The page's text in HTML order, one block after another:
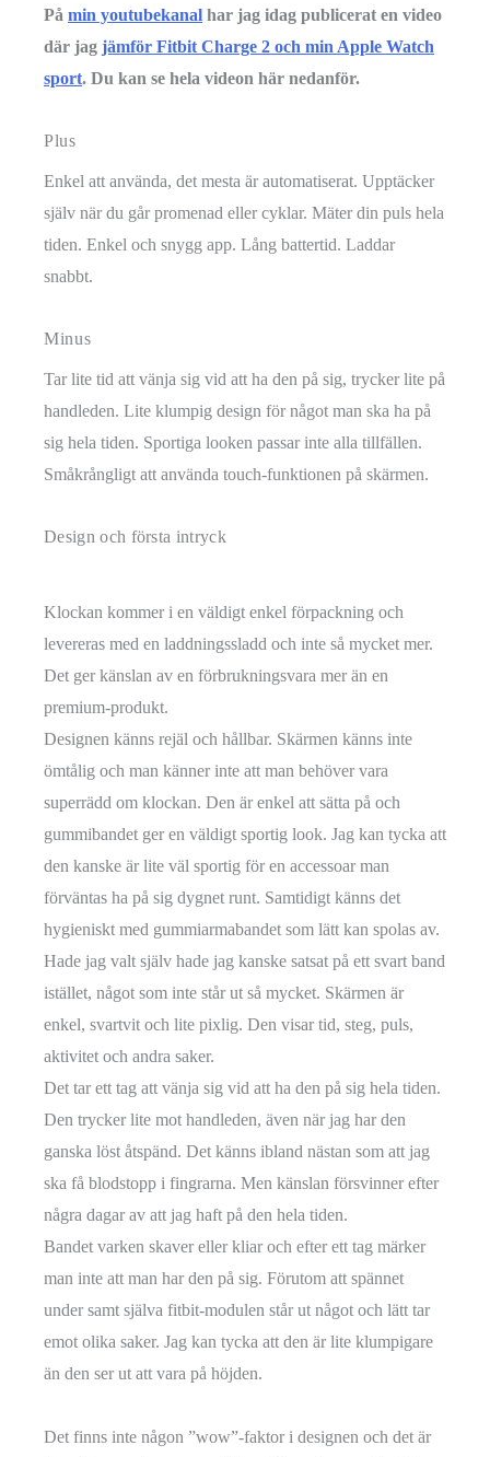
På min youtubekanal har jag idag publicerat en video
där jag jämför Fitbit Charge 2 och min Apple Watch
sport. Du kan se hela videon här nedanför.
Plus
Enkel att använda, det mesta är automatiserat. Upptäcker
själv när du går promenad eller cyklar. Mäter din puls hela
tiden. Enkel och snygg app. Lång battertid. Laddar
snabbt.
Minus
Tar lite tid att vänja sig vid att ha den på sig, trycker lite på
handleden. Lite klumpig design för något man ska ha på
sig hela tiden. Sportiga looken passar inte alla tillfällen.
Småkrångligt att använda touch-funktionen på skärmen.
Design och första intryck
Klockan kommer i en väldigt enkel förpackning och
levereras med en laddningssladd och inte så mycket mer.
Det ger känslan av en förbrukningsvara mer än en
premium-produkt.
Designen känns rejäl och hållbar. Skärmen känns inte
ömtålig och man känner inte att man behöver vara
superrädd om klockan. Den är enkel att sätta på och
gummibandet ger en väldigt sportig look. Jag kan tycka att
den kanske är lite väl sportig för en accessoar man
förväntas ha på sig dygnet runt. Samtidigt känns det
hygieniskt med gummiarmabandet som lätt kan spolas av.
Hade jag valt själv hade jag kanske satsat på ett svart band
istället, något som inte står ut så mycket. Skärmen är
enkel, svartvit och lite pixlig. Den visar tid, steg, puls,
aktivitet och andra saker.
Det tar ett tag att vänja sig vid att ha den på sig hela tiden.
Den trycker lite mot handleden, även när jag har den
ganska löst åtspänd. Det känns ibland nästan som att jag
ska få blodstopp i fingrarna. Men känslan försvinner efter
några dagar av att jag haft på den hela tiden.
Bandet varken skaver eller kliar och efter ett tag märker
man inte att man har den på sig. Förutom att spännet
under samt själva fitbit-modulen står ut något och lätt tar
emot olika saker. Jag kan tycka att den är lite klumpigare
än den ser ut att vara på höjden.
Det finns inte någon ”wow”-faktor i designen och det är